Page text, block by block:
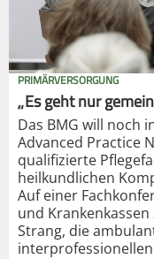
PRIMÄRVERSORGUNG
„Es geht nur
Das BMG will noch
Advanced Practice
qualifizierte
heilkundlichen
Auf einer
und
Strang, die